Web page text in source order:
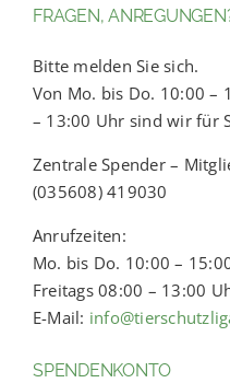
FRAGEN,
Bitte melden Sie sich.
Von Mo. bis Do. 10:00 –
– 13:00 Uhr sind wir für
Zentrale Spender –
(035608) 419030
Anrufzeiten:
Mo. bis Do. 10:00 –
Freitags 08:00 – 13:00
E-Mail:
SPENDENKONTO